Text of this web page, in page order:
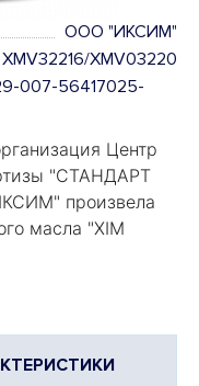
OOO "ИКСИМ"
XMV32216/XMV03220
007-56417025-
Центр
"СТАНДАРТ
произвела
масла "XIM